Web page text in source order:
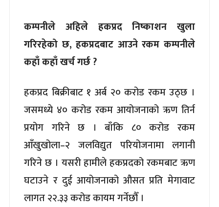
कम्पनीले अहिले हकप्रद निष्काशन खुला
गरिरहेको छ, हकप्रदबाट आउने रकम कम्पनीले
कहाँ कहाँ खर्च गर्छ ?
हकप्रद बिक्रीबाट १ अर्ब २० करोड रकम उठ्छ ।
जसमध्ये ४० करोड रकम आयोजनाको ऋण तिर्न
प्रयोग गरिने छ । बाँकि ८० करोड रकम
आँखुखोला–२ जलविद्युत परियोजनामा लगानी
गरिने छ । यसरी हामीले हकप्रदको रकमबाट ऋण
घटाउने र दुई आयोजनाको औसत प्रति मेगावाट
लागत २२.३३ करोड कायम गर्नेछौँ ।